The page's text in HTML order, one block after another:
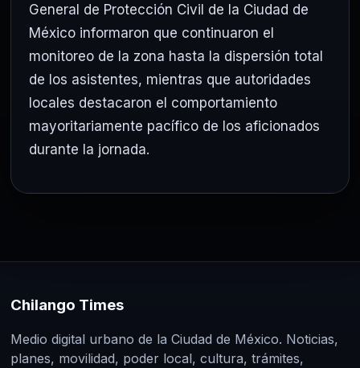
General de Protección Civil de la Ciudad de
México informaron que continuaron el
monitoreo de la zona hasta la dispersión total
de los asistentes, mientras que autoridades
locales destacaron el comportamiento
mayoritariamente pacífico de los aficionados
durante la jornada.
Chilango Times
Medio digital urbano de la Ciudad de México. Noticias,
planes, movilidad, poder local, cultura, trámites,